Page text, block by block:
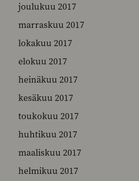
joulukuu 2017
marraskuu 2017
lokakuu 2017
elokuu 2017
heinäkuu 2017
kesäkuu 2017
toukokuu 2017
huhtikuu 2017
maaliskuu 2017
helmikuu 2017